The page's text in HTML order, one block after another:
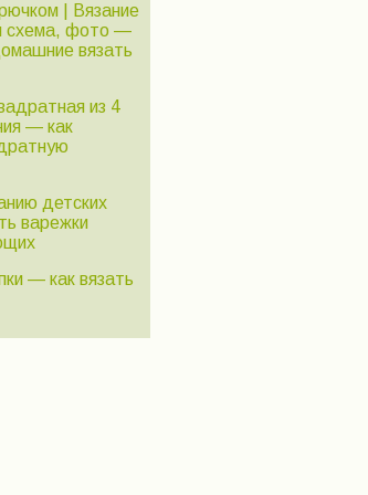
| Вязание
схема, фото —
вязать
из 4
— как
детских
варежки
— как вязать